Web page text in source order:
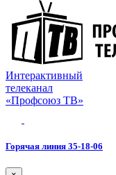
Интерактивный
телеканал
«Профсоюз ТВ»
Горячая линия 35-18-06